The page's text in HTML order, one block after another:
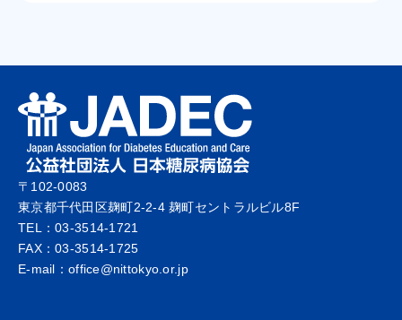
〒102-0083
東京都千代田区麹町2-2-4 麹町セントラルビル8F
TEL：03-3514-1721
FAX：03-3514-1725
E-mail：office@nittokyo.or.jp